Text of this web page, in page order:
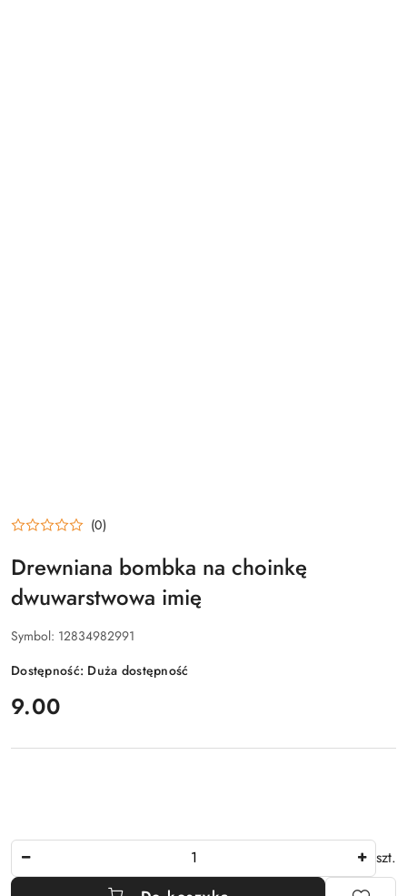
(0)
Drewniana bombka na choinkę
dwuwarstwowa imię
Symbol: 12834982991
Dostępność: Duża dostępność
cena:
9.00
szt.